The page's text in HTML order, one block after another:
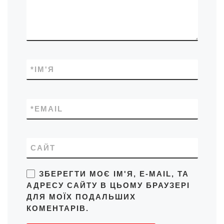
ІМ'Я
*
EMAIL
*
САЙТ
ЗБЕРЕГТИ МОЄ ІМ'Я, E-MAIL, ТА
АДРЕСУ САЙТУ В ЦЬОМУ БРАУЗЕРІ
ДЛЯ МОЇХ ПОДАЛЬШИХ
КОМЕНТАРІВ.